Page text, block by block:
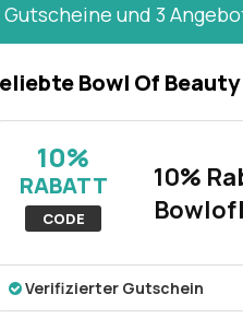
Gutscheine und 3
Bowl Of
10%
RABATT
CODE
10%
Verifizierter Gutschein